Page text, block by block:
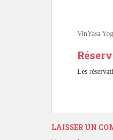
VinYasa
Les
LAISSER UN